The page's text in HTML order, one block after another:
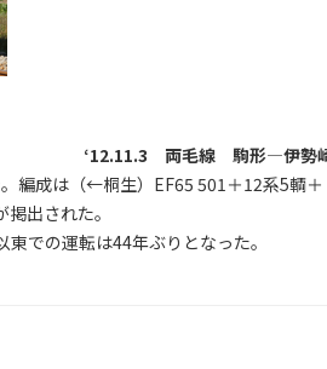
‘12.11.3 両毛線 駒形―伊勢
編成は（←桐生）EF65 501＋12系5輌＋
出された。
での運転は44年ぶりとなった。